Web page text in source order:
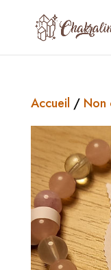
Accueil / Non